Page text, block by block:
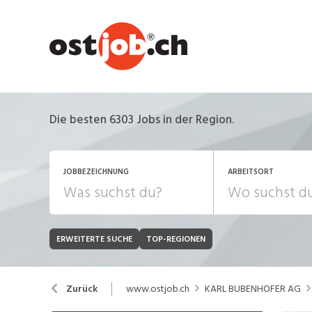
Die besten 6303 Jobs in der Region.
JOBBEZEICHNUNG ARBEITSORT
JOB-TYP
Festanstellung
Bank, Versicherung
Chemie, Pharma, Biotechnologie
ERWEITERTE SUCHE TOP-REGIONEN
Zurück www.ostjob.ch KARL BUBENHOFER AG